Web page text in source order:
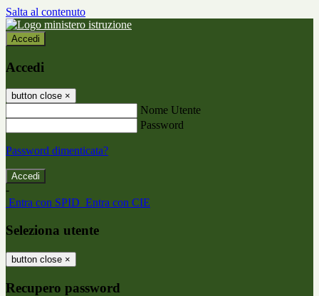
Salta al contenuto
Accedi
Accedi
button close ×
Nome Utente
Password
Password dimenticata?
-
Entra con SPID Entra con CIE
Seleziona utente
button close ×
Recupero password